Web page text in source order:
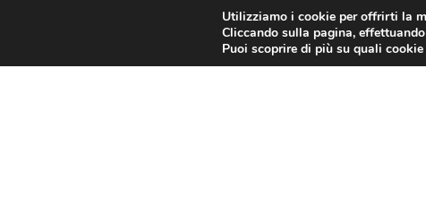
Utilizziamo i cookie per offrirti la
Cliccando sulla pagina,
Puoi scoprire di più su quali